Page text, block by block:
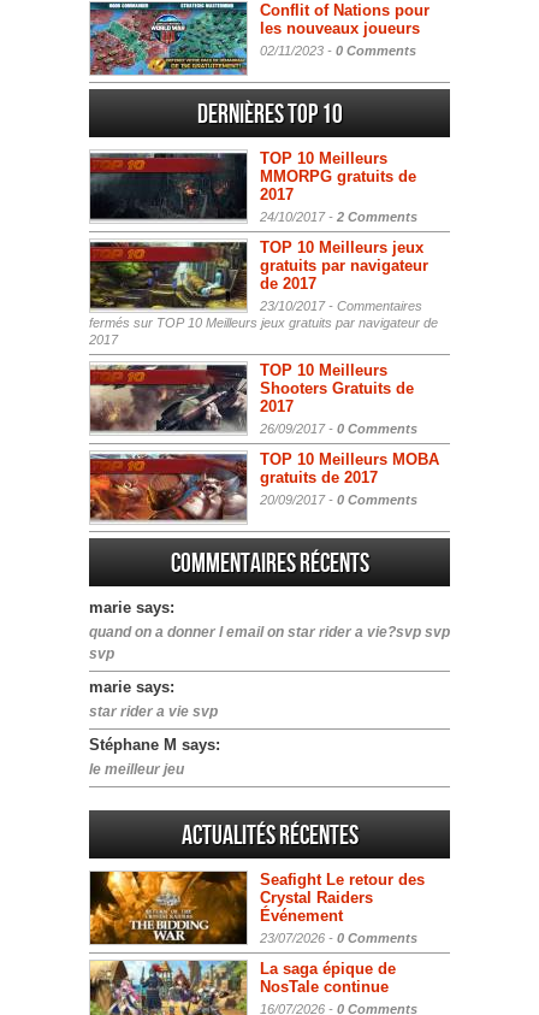
Conflit of Nations pour
les nouveaux joueurs
02/11/2023 - 0 Comments
Dernières Top 10
TOP 10 Meilleurs
MMORPG gratuits de
2017
24/10/2017 - 2 Comments
TOP 10 Meilleurs jeux
gratuits par navigateur
de 2017
23/10/2017 - Commentaires
fermés sur TOP 10 Meilleurs jeux gratuits par navigateur de
2017
TOP 10 Meilleurs
Shooters Gratuits de
2017
26/09/2017 - 0 Comments
TOP 10 Meilleurs MOBA
gratuits de 2017
20/09/2017 - 0 Comments
Commentaires récents
marie says:
quand on a donner l email on star rider a vie?svp svp
svp
marie says:
star rider a vie svp
Stéphane M says:
le meilleur jeu
Actualités Récentes
Seafight Le retour des
Crystal Raiders
Événement
23/07/2026 - 0 Comments
La saga épique de
NosTale continue
16/07/2026 - 0 Comments